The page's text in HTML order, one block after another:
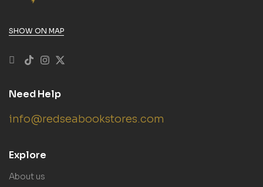
SHOW ON MAP
Need Help
info@redseabookstores.com
Explore
About us